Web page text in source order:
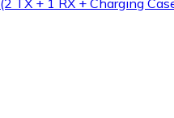
TX + 1 RX + Charging